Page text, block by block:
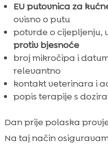
EU putovnica za
ovisno o putu
potvrde o cijepljenju,
protiv bjesnoće
broj mikročipa i
relevantno
kontakt veterinara i
popis terapije s
Dan prije polaska
Na taj način